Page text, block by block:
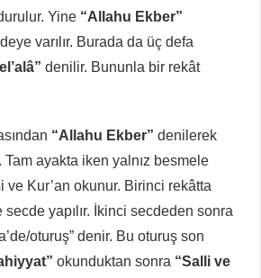
Yine “Allahu Ekber”
varılır. Burada da üç defa
denilir. Bununla bir rekât
“Allahu Ekber” denilerek
Tam ayakta iken yalnız besmele
ve Kur’an okunur. Birinci rekâtta
yapılır. İkinci secdeden sonra
oturuş” denir. Bu oturuş son
okunduktan sonra “Salli ve